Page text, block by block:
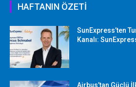
HAFTANIN ÖZETİ
SunExpress’ten
Kanalı:
Airbus’tan Güçlü